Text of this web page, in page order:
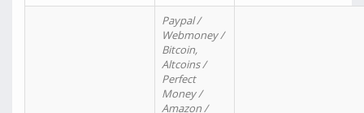
Paypal /
Webmoney /
Bitcoin,
Altcoins /
Perfect
Money /
Amazon /